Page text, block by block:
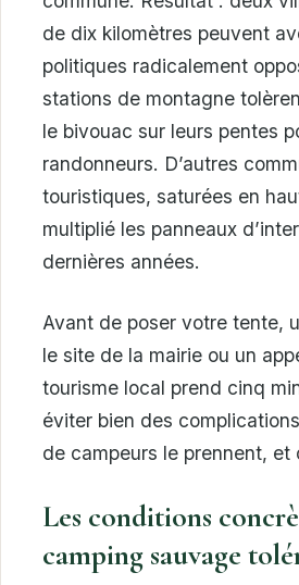
de dix kilomètres peuvent
politiques radicalement
stations de montagne
le bivouac sur leurs pentes
randonneurs. D’autres
touristiques, saturées en
multiplié les panneaux
dernières années.
Avant de poser votre tente,
le site de la mairie ou un
tourisme local prend cinq
éviter bien des
de campeurs le prennent, et
Les conditions
camping sauvage